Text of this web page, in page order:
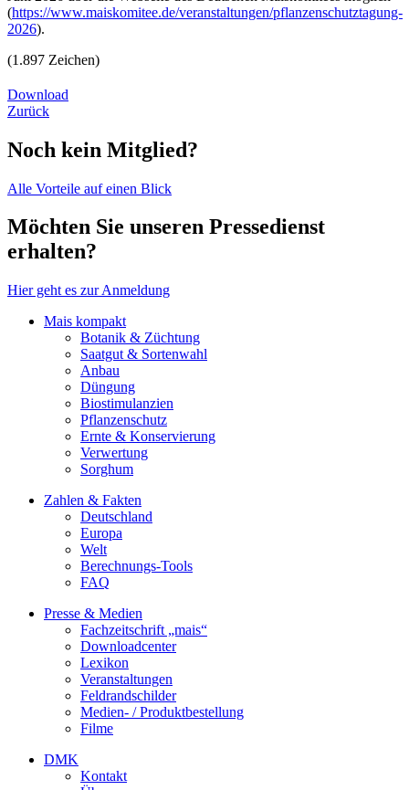
(https://www.maiskomitee.de/veranstaltungen/pflanzenschutztagung-
2026).
(1.897 Zeichen)
Download
Zurück
Noch kein Mitglied?
Alle Vorteile auf einen Blick
Möchten Sie unseren Pressedienst
erhalten?
Hier geht es zur Anmeldung
Mais kompakt
Botanik & Züchtung
Saatgut & Sortenwahl
Anbau
Düngung
Biostimulanzien
Pflanzenschutz
Ernte & Konservierung
Verwertung
Sorghum
Zahlen & Fakten
Deutschland
Europa
Welt
Berechnungs-Tools
FAQ
Presse & Medien
Fachzeitschrift „mais“
Downloadcenter
Lexikon
Veranstaltungen
Feldrandschilder
Medien- / Produktbestellung
Filme
DMK
Kontakt